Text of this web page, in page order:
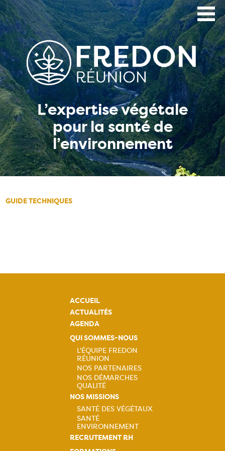
Aller
au
contenu
principal
L’expertise végétale
pour la santé de
l’environnement
GUIDE TECHNIQUES
ACCUEIL
ACTUALITÉS
AGENDA
QUI SOMMES-NOUS
Navigation
principale
L'ÉQUIPE FREDON
RÉUNION
NOS PARTENAIRES
NOS DÉMARCHES
QUALITÉ
NOS MISSIONS
Navigation
SANTÉ DES VÉGÉTAUX
SANTÉ
ENVIRONNEMENT
RECRUTEMENT RH